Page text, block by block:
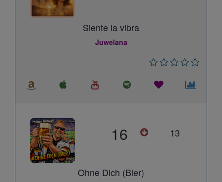
Siente la vibra
Juwelana
16 13
Ohne Dich (Bier)